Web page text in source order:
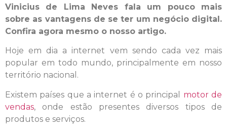
Vinicius de Lima Neves fala um pouco mais
sobre as vantagens de se ter um negócio digital.
Confira agora mesmo o nosso artigo.
Hoje em dia a internet vem sendo cada vez mais
popular em todo mundo, principalmente em nosso
território nacional.
Existem países que a internet é o principal motor de
vendas, onde estão presentes diversos tipos de
produtos e serviços.